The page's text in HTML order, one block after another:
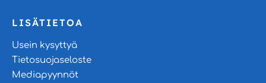
LISÄTIETOA
Usein kysyttyä
Tietosuojaseloste
Mediapyynnöt